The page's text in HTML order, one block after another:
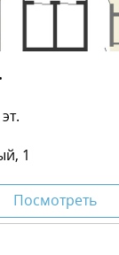
1
Посмотреть